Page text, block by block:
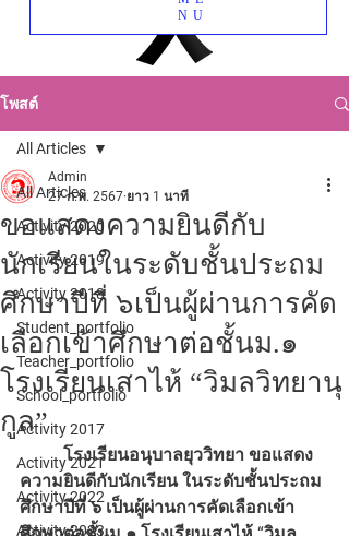
NU
โพสต์
All Articles
Activity 2020
Activity 2019
Activity 2018
Student_portfolio
Teacher_portfolio
School_portfolio
Activity 2017
Activity 2021
Activity 2022
Activity 2023
All Articles
ขอแสดงความยินดีกับ
นักเรียนในระดับชั้นประถม
ศึกษาปีที่ ๖เป็นผู้ผ่านการคัด
เลือกเข้าศึกษาต่อชั้นม.๑
โรงเรียนเสาไห้ “วิมลวิทยานุ
กูล”
Admin
27 ก.พ. 2567 ยาว 1 นาที
	โรงเรียนอนุบาลยุววิทยา ขอแสดง
ความยินดีกับนักเรียน ในระดับชั้นประถม
ศึกษาปีที่ ๖ เป็นผู้ผ่านการคัดเลือกเข้า